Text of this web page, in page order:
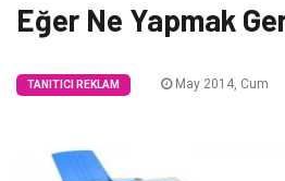
Eğer Ne Yapmak
TANITICI REKLAM May 2014, Cum